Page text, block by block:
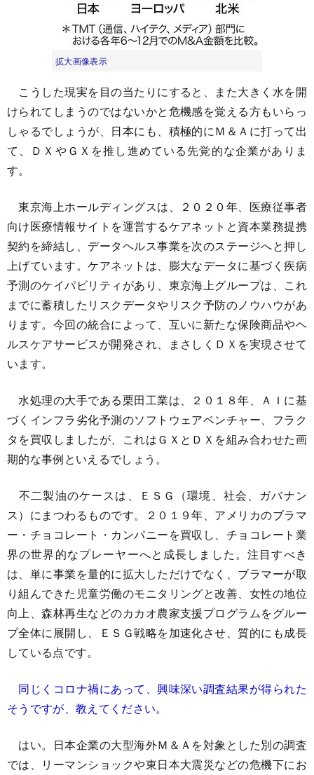
拡大画像表示
こうした現実を目の当たりにすると、また大きく水を開
けられてしまうのではないかと危機感を覚える方もいらっ
しゃるでしょうが、日本にも、積極的にＭ＆Ａに打って出
て、ＤＸやＧＸを推し進めている先覚的な企業がありま
す。
東京海上ホールディングスは、２０２０年、医療従事者
向け医療情報サイトを運営するケアネットと資本業務提携
契約を締結し、データヘルス事業を次のステージへと押し
上げています。ケアネットは、膨大なデータに基づく疾病
予測のケイパビリティがあり、東京海上グループは、これ
までに蓄積したリスクデータやリスク予防のノウハウがあ
ります。今回の統合によって、互いに新たな保険商品やヘ
ルスケアサービスが開発され、まさしくＤＸを実現させて
います。
水処理の大手である栗田工業は、２０１８年、ＡＩに基
づくインフラ劣化予測のソフトウェアベンチャー、フラク
タを買収しましたが、これはＧＸとＤＸを組み合わせた画
期的な事例といえるでしょう。
不二製油のケースは、ＥＳＧ（環境、社会、ガバナン
ス）にまつわるものです。２０１９年、アメリカのブラマ
ー・チョコレート・カンパニーを買収し、チョコレート業
界の世界的なプレーヤーへと成長しました。注目すべき
は、単に事業を量的に拡大しただけでなく、ブラマーが取
り組んできた児童労働のモニタリングと改善、女性の地位
向上、森林再生などのカカオ農家支援プログラムをグルー
プ全体に展開し、ＥＳＧ戦略を加速化させ、質的にも成長
している点です。
同じくコロナ禍にあって、興味深い調査結果が得られた
そうですが、教えてください。
はい。日本企業の大型海外Ｍ＆Ａを対象とした別の調査
では、リーマンショックや東日本大震災などの危機下にお